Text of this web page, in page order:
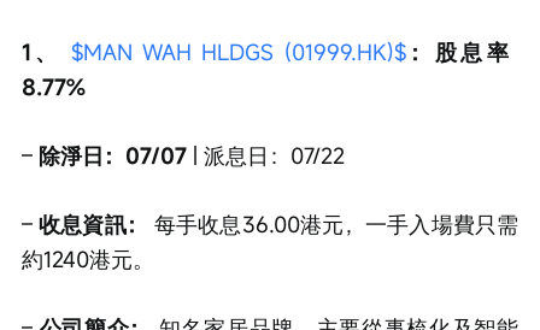
1、 $MAN WAH HLDGS (01999.HK)$：股息率
8.77%
– 除淨日：07/07 | 派息日：07/22
– 收息資訊：
每手收息36.00港元，一手入場費只需
約1240港元。